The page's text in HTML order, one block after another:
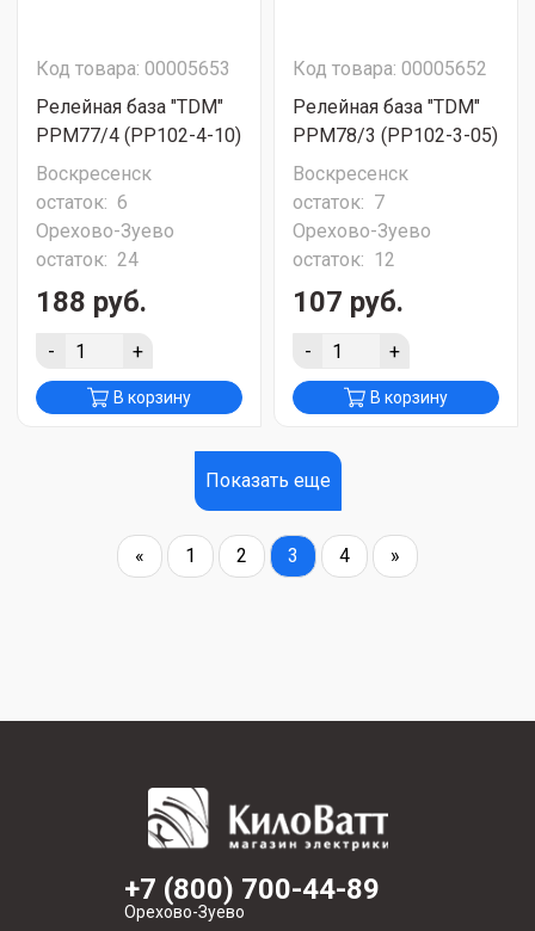
Код товара: 00005653
Релейная база "TDM"
РРМ77/4 (РР102-4-10)
Воскресенск
остаток: 6
Орехово-Зуево
остаток: 24
188 руб.
- +
В корзину
Код товара: 00005652
Релейная база "TDM"
РРМ78/3 (РР102-3-05)
Воскресенск
остаток: 7
Орехово-Зуево
остаток: 12
107 руб.
- +
В корзину
Показать еще
« 1 2 3 4 »
+7 (800) 700-44-89
Орехово-Зуево